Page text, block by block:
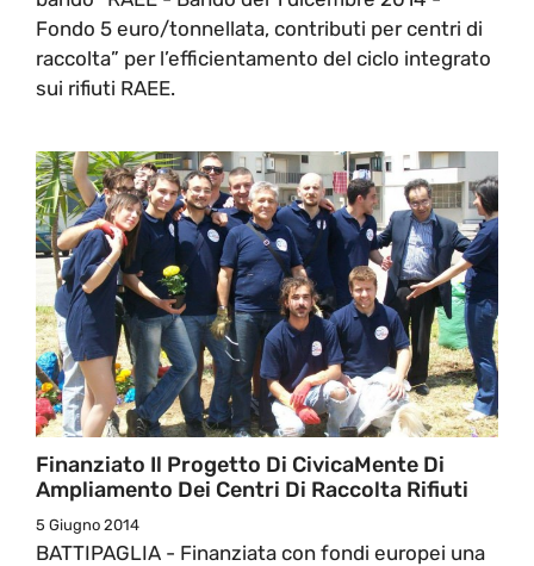
Fondo 5 euro/tonnellata, contributi per centri di
raccolta” per l’efficientamento del ciclo integrato
sui rifiuti RAEE.
Finanziato Il Progetto Di CivicaMente Di
Ampliamento Dei Centri Di Raccolta Rifiuti
5 Giugno 2014
BATTIPAGLIA - Finanziata con fondi europei una